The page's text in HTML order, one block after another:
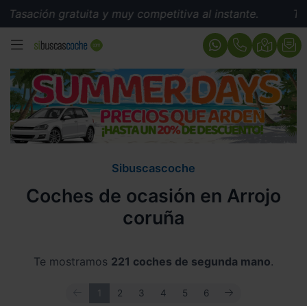
gratuita y muy competitiva al instante. Tasación
MENÚ
Sibuscascoche
Coches de ocasión en Arrojo
coruña
Te mostramos 221 coches de segunda mano.
ANTERIOR
2 3 4 5 6 SIGUIENTE